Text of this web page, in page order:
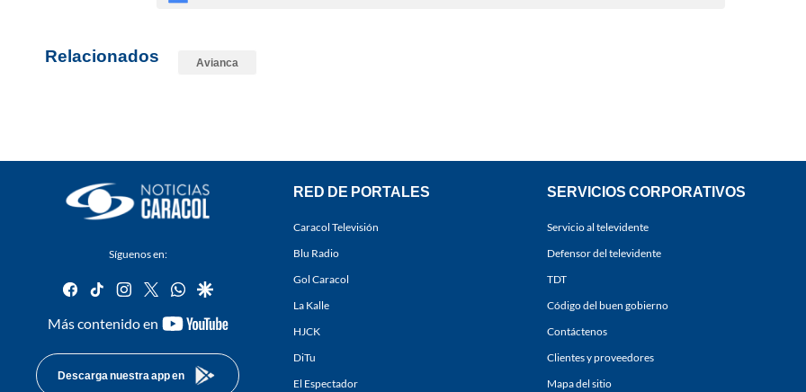
Relacionados Avianca
Síguenos en:
facebook
tiktok instagram
twitterwhatsapp
google
Más contenido en
youtube-
Descarga nuestra app en
RED DE PORTALES
Caracol Televisión
Blu Radio
Gol Caracol
La Kalle
HJCK
DiTu
El Espectador
SERVICIOS CORPORATIVOS
Servicio al televidente
Defensor del televidente
TDT
Código del buen gobierno
Contáctenos
Clientes y proveedores
Mapa del sitio